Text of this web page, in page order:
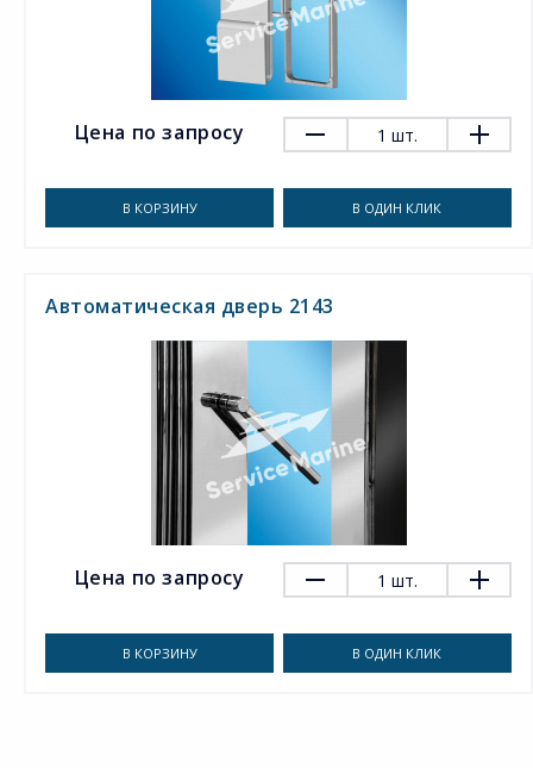
Цена по запросу 1 шт.
В КОРЗИНУ В ОДИН КЛИК
Автоматическая дверь 2143
Цена по запросу 1 шт.
В КОРЗИНУ В ОДИН КЛИК